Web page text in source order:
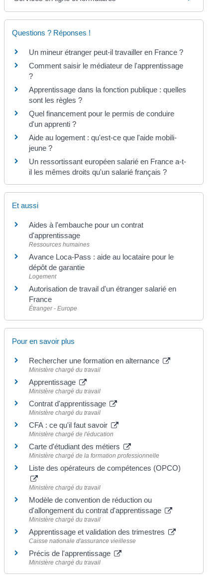
Questions ? Réponses !
Un mineur étranger peut-il travailler en France ?
Comment saisir le médiateur de l'apprentissage
?
Apprentissage dans la fonction publique : quelles
sont les règles ?
Quel financement pour le permis de conduire
d'un apprenti ?
Aide au logement : qu'est-ce que l'aide mobili-
jeune ?
Un ressortissant européen salarié en France a-t-
il les mêmes droits qu'un salarié français ?
Et aussi
Aides à l'embauche pour un contrat
d'apprentissage
Ressources humaines
Avance Loca-Pass : aide au locataire pour le
dépôt de garantie
Logement
Autorisation de travail d'un étranger salarié en
France
Étranger - Europe
Pour en savoir plus
Rechercher une formation en alternance
Ministère chargé du travail
Apprentissage
Ministère chargé du travail
Contrat d'apprentissage
Ministère chargé du travail
CFA : ce qu'il faut savoir
Ministère chargé de l'éducation
Carte d'étudiant des métiers
Ministère chargé de la formation professionnelle
Liste des opérateurs de compétences (OPCO)
Ministère chargé du travail
Modèle de convention de réduction ou
d'allongement du contrat d'apprentissage
Ministère chargé du travail
Apprentissage et validation des trimestres
Caisse nationale d'assurance vieillesse
Précis de l'apprentissage
Ministère chargé du travail